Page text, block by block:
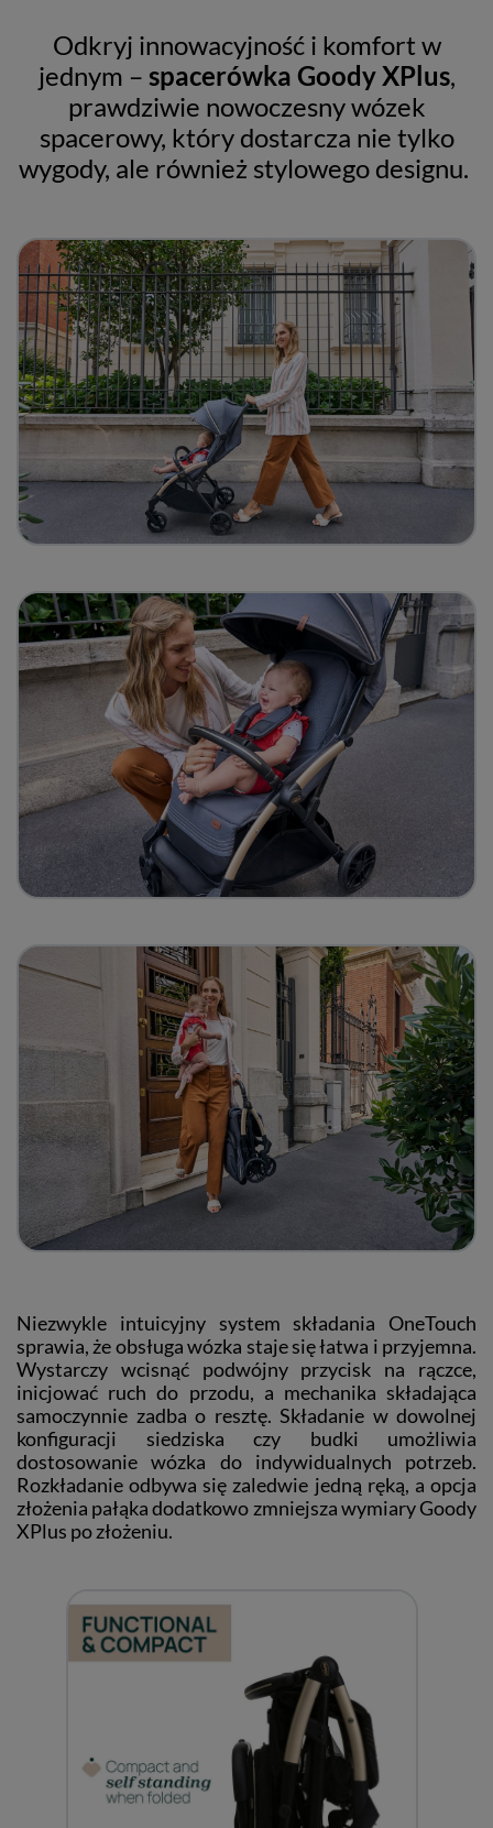
Odkryj innowacyjność i komfort w
jednym – spacerówka Goody XPlus,
prawdziwie nowoczesny wózek
spacerowy, który dostarcza nie tylko
wygody, ale również stylowego designu.
Niezwykle intuicyjny system składania OneTouch
sprawia, że obsługa wózka staje się łatwa i przyjemna.
Wystarczy wcisnąć podwójny przycisk na rączce,
inicjować ruch do przodu, a mechanika składająca
samoczynnie zadba o resztę. Składanie w dowolnej
konfiguracji siedziska czy budki umożliwia
dostosowanie wózka do indywidualnych potrzeb.
Rozkładanie odbywa się zaledwie jedną ręką, a opcja
złożenia pałąka dodatkowo zmniejsza wymiary Goody
XPlus po złożeniu.